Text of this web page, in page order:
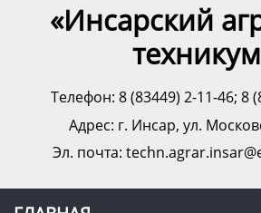
«Инсарский
Телефон: 8 (83449) 2-11-46; 8
Адрес: г. Инсар, ул.
Эл. почта: